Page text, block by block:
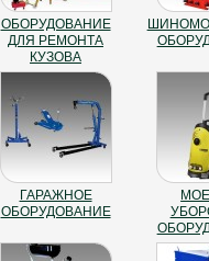
ОБОРУДОВАНИЕ
ДЛЯ РЕМОНТА
КУЗОВА
ГАРАЖНОЕ
ОБОРУДОВАНИЕ